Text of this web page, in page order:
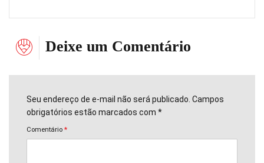
Deixe um Comentário
Seu endereço de e-mail não será publicado. Campos
obrigatórios estão marcados com *
Comentário *